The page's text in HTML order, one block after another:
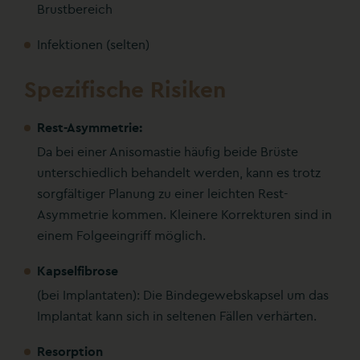
Brustbereich
Infektionen (selten)
Spezifische Risiken
Rest-Asymmetrie:
Da bei einer Anisomastie häufig beide Brüste
unterschiedlich behandelt werden, kann es trotz
sorgfältiger Planung zu einer leichten Rest-
Asymmetrie kommen. Kleinere Korrekturen sind in
einem Folgeeingriff möglich.
Kapselfibrose
(bei Implantaten): Die Bindegewebskapsel um das
Implantat kann sich in seltenen Fällen verhärten.
Resorption